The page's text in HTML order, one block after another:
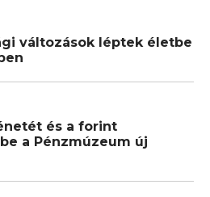
változások léptek életbe
és a forint
a Pénzmúzeum új